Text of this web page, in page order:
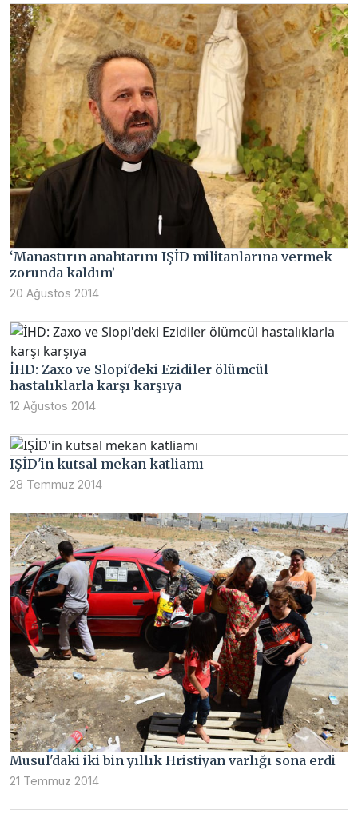
‘Manastırın anahtarını IŞİD militanlarına vermek
zorunda kaldım’
20 Ağustos 2014
İHD: Zaxo ve Slopi'deki Ezidiler ölümcül
hastalıklarla karşı karşıya
12 Ağustos 2014
IŞİD'in kutsal mekan katliamı
28 Temmuz 2014
Musul'daki iki bin yıllık Hristiyan varlığı sona erdi
21 Temmuz 2014